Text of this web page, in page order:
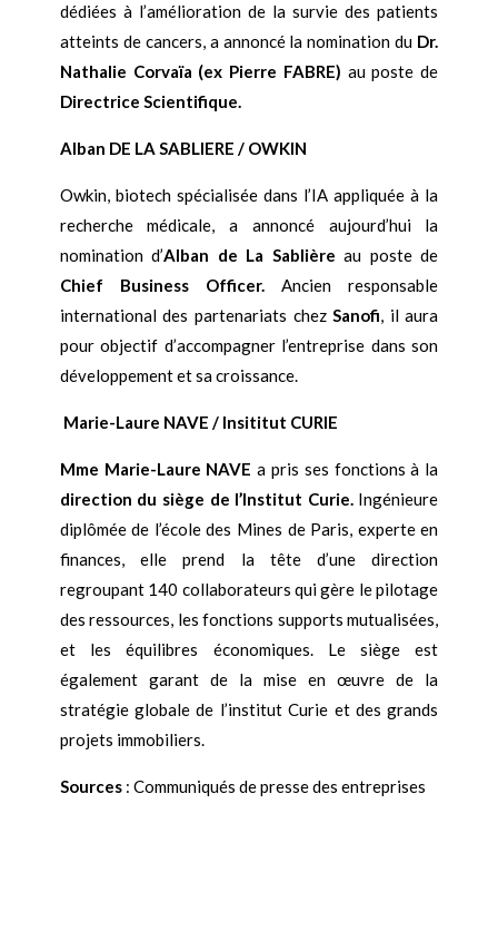
dédiées à l’amélioration de la survie des patients
atteints de cancers, a annoncé la nomination du Dr.
Nathalie Corvaïa (ex Pierre FABRE) au poste de
Directrice Scientifique.
Alban DE LA SABLIERE / OWKIN
Owkin, biotech spécialisée dans l’IA appliquée à la
recherche médicale, a annoncé aujourd’hui la
nomination d’Alban de La Sablièreau poste de
Chief Business Officer.Ancien responsable
international des partenariats chezSanofi, il aura
pour objectif d’accompagner l’entreprise dans son
développement et sa croissance.
Marie-Laure NAVE / Insititut CURIE
Mme Marie-Laure NAVE a pris ses fonctions à la
direction du siège de l’Institut Curie.Ingénieure
diplômée de l’école des Mines de Paris, experte en
finances, elle prend la tête d’une direction
regroupant 140 collaborateurs qui gère le pilotage
des ressources, les fonctions supports mutualisées,
et les équilibres économiques. Le siège est
également garant de la mise en œuvre de la
stratégie globale de l’institut Curie et des grands
projets immobiliers.
Sources: Communiqués de presse des entreprises